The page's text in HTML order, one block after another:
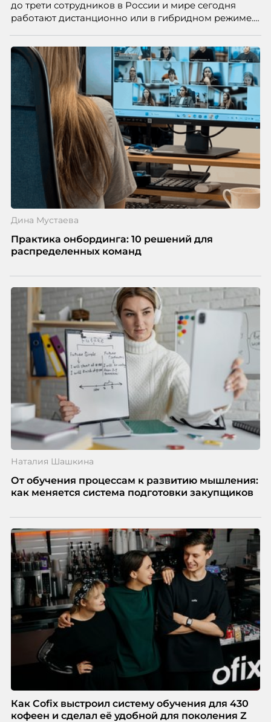
до трети сотрудников в России и мире сегодня
работают дистанционно или в гибридном режиме.
адаптация во многом происходит сама собой, то на
расстоянии она требует осознанного
проектирования — иначе компания рискует
потерять новичка в первые же месяцы.
Дина Мустаева
Практика онбординга: 10 решений для
распределенных команд
Наталия Шашкина
От обучения процессам к развитию мышления:
как меняется система подготовки закупщиков
Как Cofix выстроил систему обучения для 430
кофеен и сделал её удобной для поколения Z